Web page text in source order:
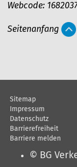
A
t
e
a
k
t
Webcode:
Seitenanfang
Sitemap
Impressum
Datenschutz
Barrierefreiheit
Barriere melden
© BG